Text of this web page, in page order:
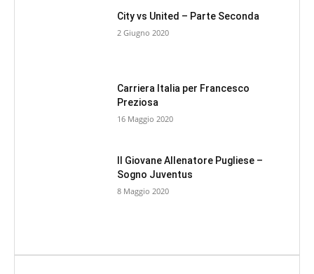
City vs United – Parte Seconda
2 Giugno 2020
Carriera Italia per Francesco
Preziosa
16 Maggio 2020
Il Giovane Allenatore Pugliese –
Sogno Juventus
8 Maggio 2020